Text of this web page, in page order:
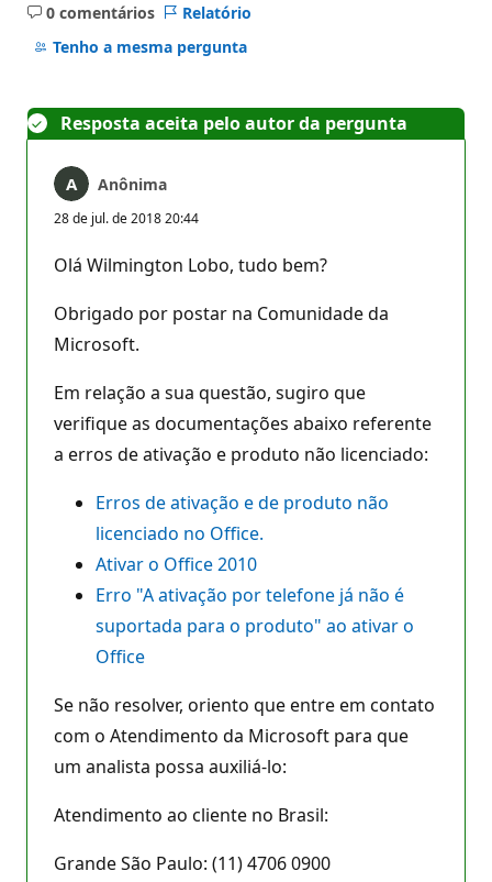
0 comentários
Sem
comentários
Relatório
Tenho a mesma pergunta
Resposta aceita pelo autor da pergunta
Anônima
28 de jul. de 2018 20:44
Olá Wilmington Lobo, tudo bem?
Obrigado por postar na Comunidade da
Microsoft.
Em relação a sua questão, sugiro que
verifique as documentações abaixo referente
a erros de ativação e produto não licenciado:
Erros de ativação e de produto não
licenciado no Office.
Ativar o Office 2010
Erro "A ativação por telefone já não é
suportada para o produto" ao ativar o
Office
Se não resolver, oriento que entre em contato
com o Atendimento da Microsoft para que
um analista possa auxiliá-lo:
Atendimento ao cliente no Brasil:
Grande São Paulo: (11) 4706 0900